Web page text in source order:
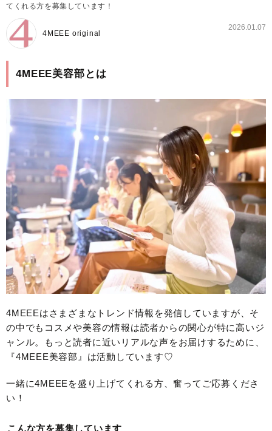
てくれる方を募集しています！
4MEEE original
2026.01.07
4MEEE美容部とは
4MEEEはさまざまなトレンド情報を発信していますが、そ
の中でもコスメや美容の情報は読者からの関心が特に高いジ
ャンル。もっと読者に近いリアルな声をお届けするために、
『4MEEE美容部』は活動しています♡
一緒に4MEEEを盛り上げてくれる方、奮ってご応募くださ
い！
こんな方を募集しています